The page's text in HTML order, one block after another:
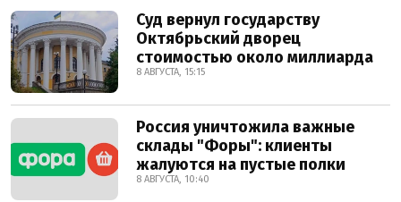
Суд вернул государству
Октябрьский дворец
стоимостью около миллиарда
8 АВГУСТА, 15:15
Россия уничтожила важные
склады "Форы": клиенты
жалуются на пустые полки
8 АВГУСТА, 10:40